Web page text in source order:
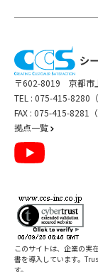
〒602-8019 京都市
TEL : 075-415-8280（
FAX : 075-415-8281（
拠点一覧
このサイトは、企業の実
書を導入しています。
す。